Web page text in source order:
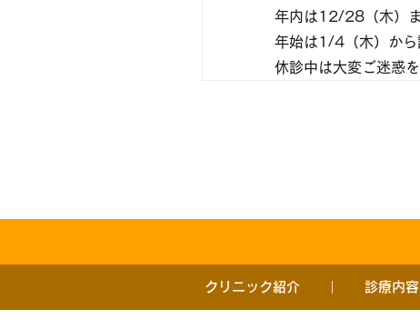
年内は12/28（木）
年始は1/4（木）から
休診中は大変ご迷惑
クリニック紹介 診療内容